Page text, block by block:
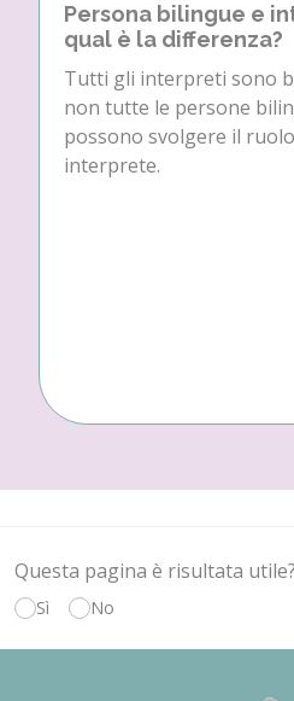
Persona bilingue e
qual è la differenza?
Tutti gli interpreti sono
non tutte le persone
possono svolgere il
interprete.
Questa pagina è risultata utile?
Sì No